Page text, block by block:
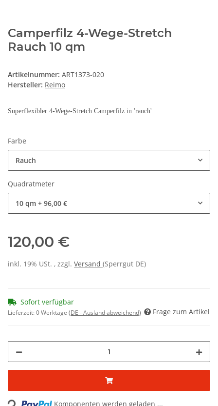
Camperfilz 4-Wege-Stretch
Rauch 10 qm
Artikelnummer: ART1373-020
Hersteller: Reimo
Superflexibler 4-Wege-Stretch Camperfilz in 'rauch'
Farbe
Rauch
Quadratmeter
10 qm + 96,00 €
120,00 €
inkl. 19% USt. , zzgl. Versand (Sperrgut DE)
Sofort verfügbar
Lieferzeit:0 Werktage (DE - Ausland abweichend) Frage zum Artikel
Loading... Komponenten werden geladen ...